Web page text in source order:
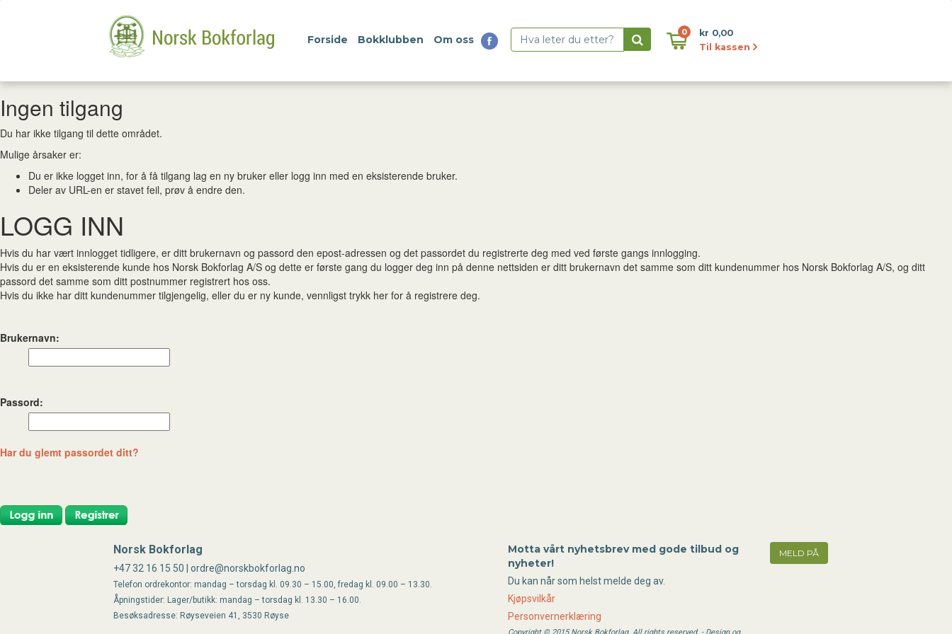
Forside Bokklubben Om oss
0
kr 0,00
Til kassen
Ingen tilgang
Du har ikke tilgang til dette området.
Mulige årsaker er:
Du er ikke logget inn, for å få tilgang lag en ny bruker eller logg inn med en eksisterende bruker.
Deler av URL-en er stavet feil, prøv å endre den.
LOGG INN
Hvis du har vært innlogget tidligere, er ditt brukernavn og passord den epost-adressen og det passordet du registrerte deg med ved første gangs innlogging.
Hvis du er en eksisterende kunde hos Norsk Bokforlag A/S og dette er første gang du logger deg inn på denne nettsiden er ditt brukernavn det samme som ditt kundenummer hos Norsk Bokforlag A/S, og ditt
passord det samme som ditt postnummer registrert hos oss.
Hvis du ikke har ditt kundenummer tilgjengelig, eller du er ny kunde, vennligst trykk her for å registrere deg.
Brukernavn:
Passord:
Har du glemt passordet ditt?
Norsk Bokforlag
+47 32 16 15 50 | ordre@norskbokforlag.no
Telefon ordrekontor: mandag – torsdag kl. 09.30 – 15.00, fredag kl. 09.00 – 13.30.
Åpningstider: Lager/butikk: mandag – torsdag kl. 13.30 – 16.00.
Besøksadresse: Røyseveien 41, 3530 Røyse
Motta vårt nyhetsbrev med gode tilbud og
nyheter!
Du kan når som helst melde deg av.
Kjøpsvilkår
Personvernerklæring
MELD PÅ